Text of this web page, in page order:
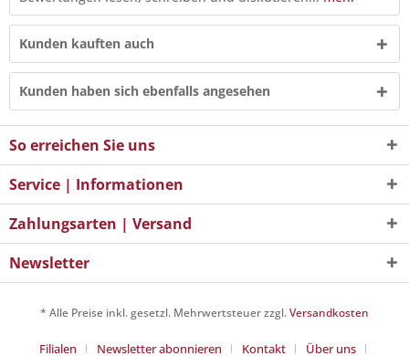
Kunden kauften auch
Kunden haben sich ebenfalls angesehen
So erreichen Sie uns
Service | Informationen
Zahlungsarten | Versand
Newsletter
* Alle Preise inkl. gesetzl. Mehrwertsteuer zzgl.Versandkosten
Filialen Newsletter abonnieren Kontakt Über uns